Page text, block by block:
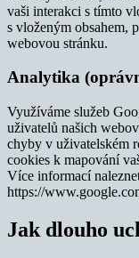
vaši interakci s tímto
s vloženým obsahem,
webovou stránku.
Analytika
Využíváme služeb
uživatelů našich
chyby v uživatelském
cookies k mapování
Více informací
https://
Jak dlouho